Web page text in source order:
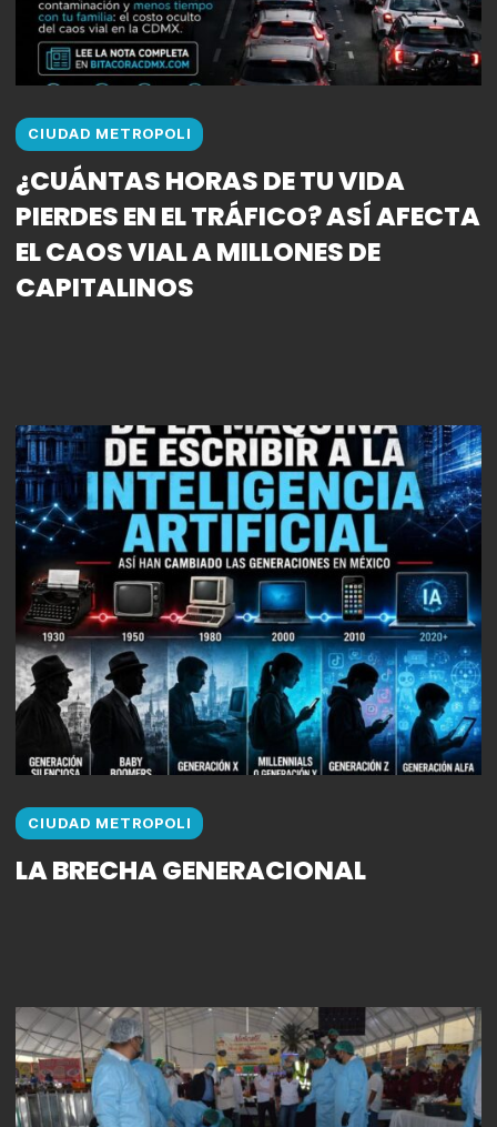
CIUDAD METROPOLI
¿CUÁNTAS HORAS DE TU VIDA
PIERDES EN EL TRÁFICO? ASÍ AFECTA
EL CAOS VIAL A MILLONES DE
CAPITALINOS
CIUDAD METROPOLI
LA BRECHA GENERACIONAL